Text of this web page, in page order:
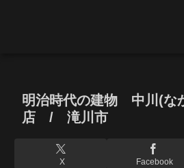
明治時代の建物 中川(な
店 / 滝川市
X Facebook